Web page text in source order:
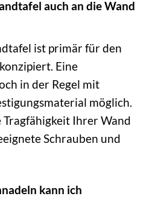
auch an die Wand
ist primär für den
konzipiert. Eine
in der Regel mit
möglich.
Tragfähigkeit Ihrer Wand
Schrauben und
kann ich